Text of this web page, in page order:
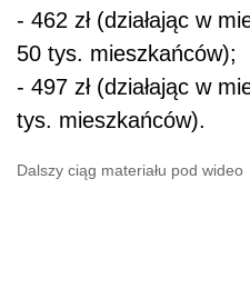
- 462 zł (działając w
50 tys. mieszkańców);
- 497 zł (działając w
tys. mieszkańców).
Dalszy ciąg materiału pod wideo